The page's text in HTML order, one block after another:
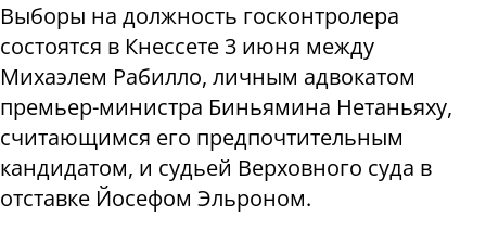
Выборы на должность госконтролера
состоятся в Кнессете 3 июня между
Михаэлем Рабилло, личным адвокатом
премьер-министра Биньямина Нетаньяху,
считающимся его предпочтительным
кандидатом, и судьей Верховного суда в
отставке Йосефом Эльроном.